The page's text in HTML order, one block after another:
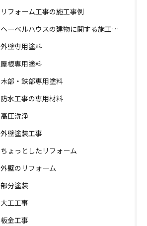
リフォーム工事の施工事例
ヘーベルハウスの建物に関する施工事例
外壁専用塗料
屋根専用塗料
木部・鉄部専用塗料
防水工事の専用材料
高圧洗浄
外壁塗装工事
ちょっとしたリフォーム
外壁のリフォーム
部分塗装
大工工事
板金工事